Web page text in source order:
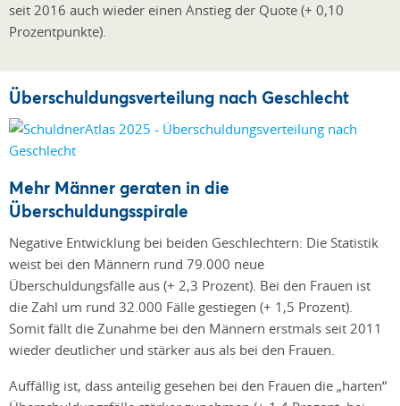
seit 2016 auch wieder einen Anstieg der Quote (+ 0,10
Prozentpunkte).
Überschuldungsverteilung nach Geschlecht
Mehr Männer geraten in die
Überschuldungsspirale
Negative Entwicklung bei beiden Geschlechtern: Die Statistik
weist bei den Männern rund 79.000 neue
Überschuldungsfälle aus (+ 2,3 Prozent). Bei den Frauen ist
die Zahl um rund 32.000 Fälle gestiegen (+ 1,5 Prozent).
Somit fällt die Zunahme bei den Männern erstmals seit 2011
wieder deutlicher und stärker aus als bei den Frauen.
Auffällig ist, dass anteilig gesehen bei den Frauen die „harten“